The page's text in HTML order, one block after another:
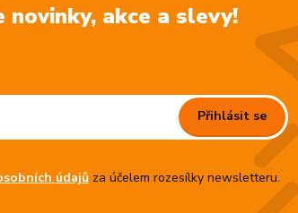
novinky, akce a slevy!
Přihlásit se
údajůza účelem rozesílky newsletteru.